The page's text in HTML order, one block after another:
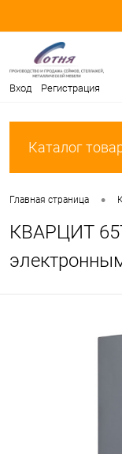
Вход Регистрация
Каталог
Главная страница •
КВАРЦИТ